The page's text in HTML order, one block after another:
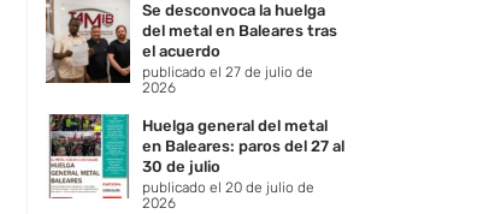
Se desconvoca la huelga
del metal en Baleares tras
el acuerdo
publicado el 27 de julio de
2026
Huelga general del metal
en Baleares: paros del 27 al
30 de julio
publicado el 20 de julio de
2026